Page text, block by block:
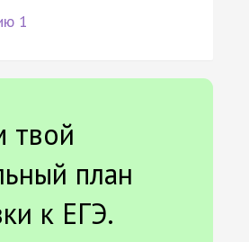
1
твой
план
к ЕГЭ.